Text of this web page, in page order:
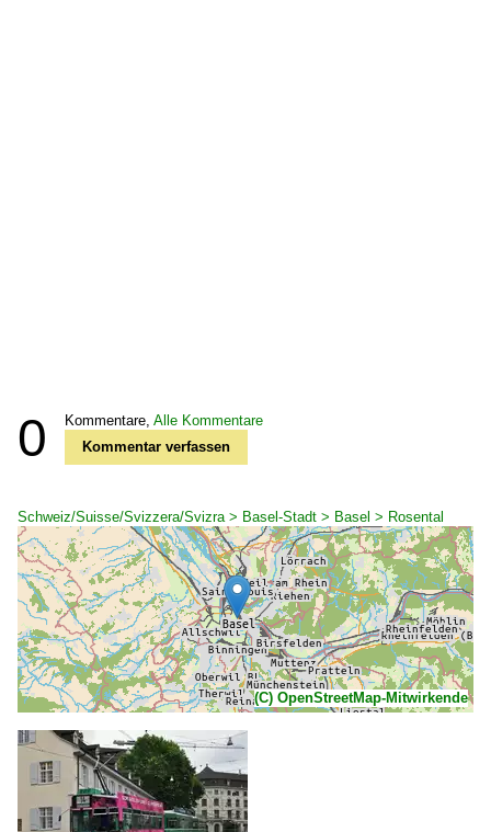
0 Kommentare, Alle Kommentare
Kommentar verfassen
Schweiz/Suisse/Svizzera/Svizra > Basel-Stadt > Basel > Rosental
(C) OpenStreetMap-Mitwirkende